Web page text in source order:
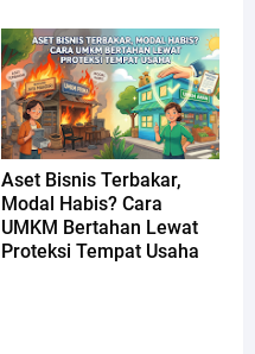
Aset Bisnis Terbakar,
Modal Habis? Cara
UMKM Bertahan Lewat
Proteksi Tempat Usaha